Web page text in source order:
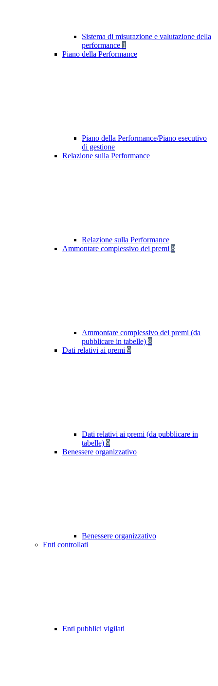
Sistema di misurazione e valutazione della
performance 1
Piano della Performance
Piano della Performance/Piano esecutivo
di gestione
Relazione sulla Performance
Relazione sulla Performance
Ammontare complessivo dei premi 8
Ammontare complessivo dei premi (da
pubblicare in tabelle) 8
Dati relativi ai premi 9
Dati relativi ai premi (da pubblicare in
tabelle) 9
Benessere organizzativo
Benessere organizzativo
Enti controllati
Enti pubblici vigilati